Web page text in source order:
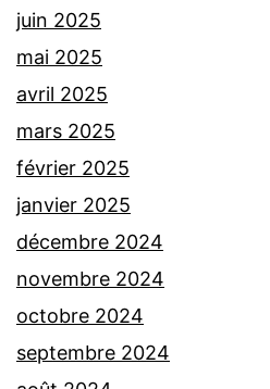
juin 2025
mai 2025
avril 2025
mars 2025
février 2025
janvier 2025
décembre 2024
novembre 2024
octobre 2024
septembre 2024